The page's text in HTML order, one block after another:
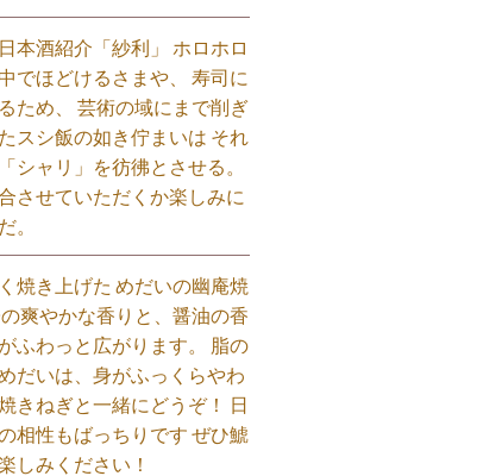
本酒紹介「紗利」 ホロホロ
でほどけるさまや、 寿司に
ため、 芸術の域にまで削ぎ
スシ飯の如き佇まいは それ
シャリ」を彷彿とさせる。
させていただくか楽しみに
。⁡
焼き上げた めだいの幽庵焼
爽やかな香りと、醤油の香
ふわっと広がります。 脂の
だいは、身がふっくらやわ
きねぎと一緒にどうぞ！ 日
相性もばっちりです ぜひ鯱
しみください！⁡